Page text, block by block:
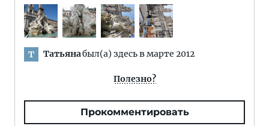
Т Татьянабыл(а) здесь в марте 2012
Полезно?
Прокомментировать